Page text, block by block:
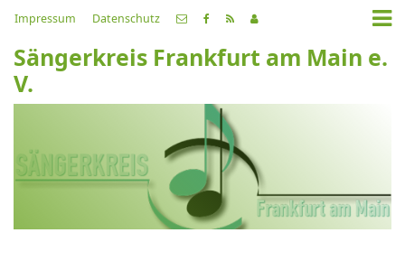
Impressum Datenschutz
Sängerkreis Frankfurt am Main e.
V.